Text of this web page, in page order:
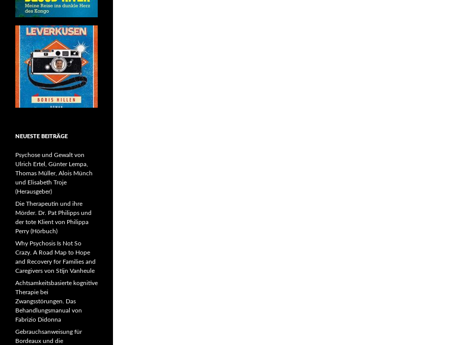
NEUESTE BEITRÄGE
Psychose und Gewalt von
Ulrich Ertel, Günter Lempa,
Thomas Müller, Alois Münch
und Elisabeth Troje
(Herausgeber)
Die Therapeutin und ihre
Mörder. Dr. Pat Philipps und
der tote Klient von Philippa
Perry (Hörbuch)
Why Psychosis Is Not So
Crazy. A Road Map to Hope
and Recovery for Families and
Caregivers von Stijn Vanheule
Achtsamkeitsbasierte kognitive
Therapie bei
Zwangsstörungen. Das
Behandlungsmanual von
Fabrizio Didonna
Gebrauchsanweisung für
Bordeaux und die